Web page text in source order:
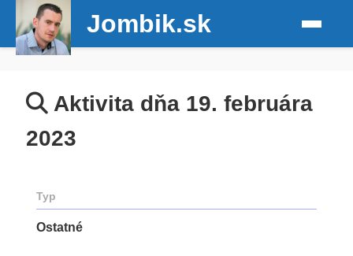
Jombik.sk
Aktivita dňa 19. februára
2023
Typ
Ostatné